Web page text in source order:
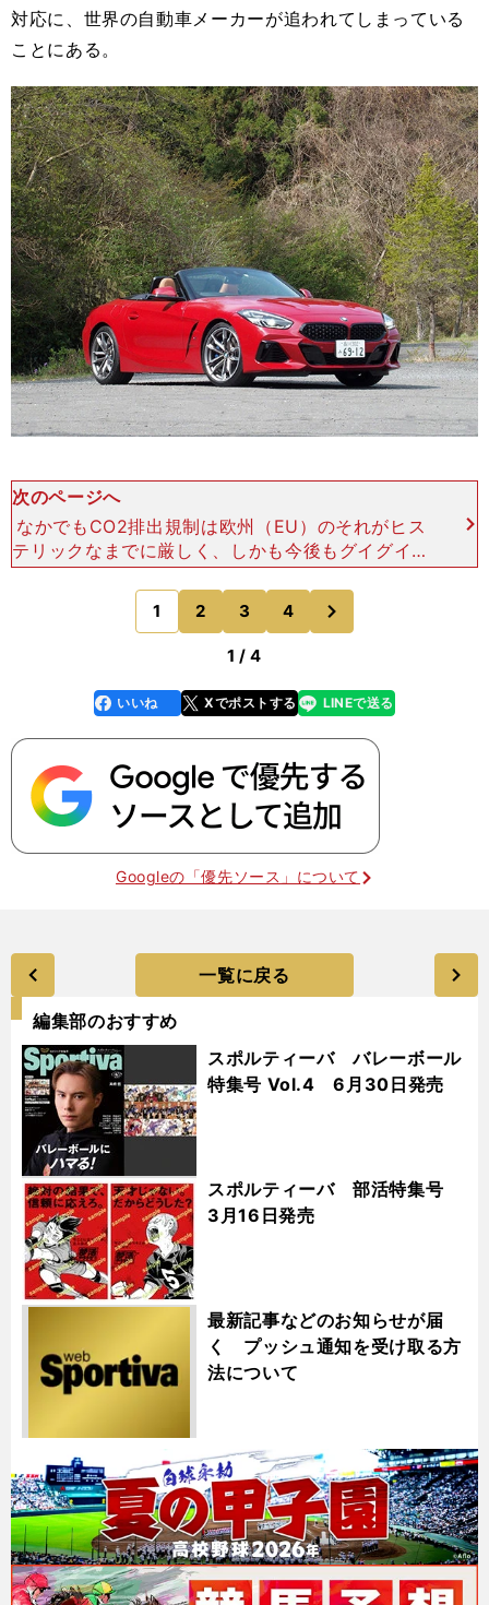
対応に、世界の自動車メーカーが追われてしまっている
ことにある。
次のページへ
なかでもCO2排出規制は欧州（EU）のそれがヒス
テリックなまでに厳しく、しかも今後もグイグイと
締め上げられていく予定なので、地元の欧州メーカ
ーの大半は「今は遊びグルマなどつくっている場合
ではない」とい
1 2 3 4
のページへ
1 / 4
faceboo
k
いいね Xでポストする
line LINEで送る
Googleの「優先ソース」について
一覧に戻る
編集部のおすすめ
スポルティーバ バレーボール
特集号 Vol.4 6月30日発売
スポルティーバ 部活特集号
3月16日発売
最新記事などのお知らせが届
く プッシュ通知を受け取る方
法について